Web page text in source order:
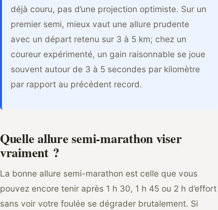
déjà couru, pas d’une projection optimiste. Sur un
premier semi, mieux vaut une allure prudente
avec un départ retenu sur 3 à 5 km; chez un
coureur expérimenté, un gain raisonnable se joue
souvent autour de 3 à 5 secondes par kilomètre
par rapport au précédent record.
Quelle allure semi-marathon viser
vraiment ?
La bonne allure semi-marathon est celle que vous
pouvez encore tenir après 1 h 30, 1 h 45 ou 2 h d’effort
sans voir votre foulée se dégrader brutalement. Si